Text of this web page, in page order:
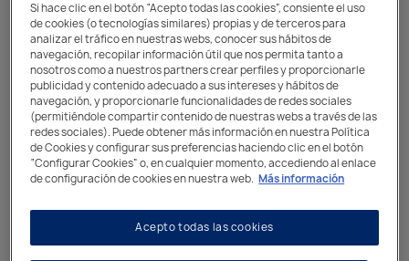
Marcas
MEVALIA
Si hace clic en el botón “Acepto todas las cookies”, consiente el uso
de cookies (o tecnologías similares) propias y de terceros para
analizar el tráfico en nuestras webs, conocer sus hábitos de
navegación, recopilar información útil que nos permita tanto a
nosotros como a nuestros partners crear perfiles y proporcionarle
publicidad y contenido adecuado a sus intereses y hábitos de
navegación, y proporcionarle funcionalidades de redes sociales
(permitiéndole compartir contenido de nuestras webs a través de las
redes sociales). Puede obtener más información en nuestra Política
de Cookies y configurar sus preferencias haciendo clic en el botón
“Configurar Cookies” o, en cualquier momento, accediendo al enlace
de configuración de cookies en nuestra web. Más información
Acepto todas las cookies